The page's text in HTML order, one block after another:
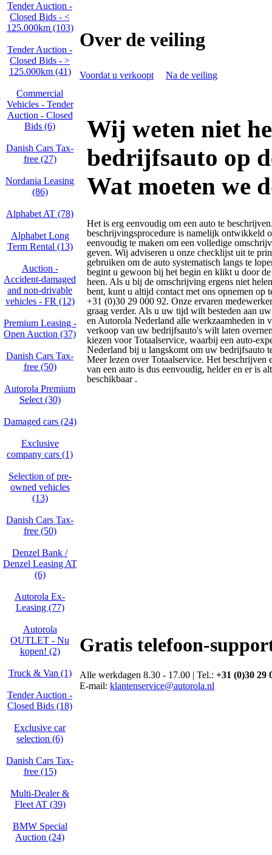
Tender Auction -
Closed Bids - <
125.000km (103)
Tender Auction -
Closed Bids - >
125.000km (41)
Commercial
Vehicles - Tender
Auction - Closed
Bids (6)
Danish Cars Tax-
free (27)
Nordania Leasing
(86)
Alphabet AT (78)
Alphabet Long
Term Rental (13)
Auction -
Accident‑damaged
and non‑drivable
vehicles - FR (12)
Premium Leasing -
Open Auction (37)
Danish Cars Tax-
free (50)
Autorola Premium
Select (30)
Damaged cars (24)
Exclusive
company cars (1)
Selection of pre-
owned vehicles
(13)
Danish Cars Tax-
free (50)
Denzel Bank /
Denzel Leasing AT
(6)
Autorola Ex-
Leasing (77)
Autorola
OUTLET - Nu
kopen! (2)
Truck & Van (1)
Tender Auction -
Closed Bids (18)
Exclusive car
selection (6)
Danish Cars Tax-
free (15)
Multi-Dealer &
Fleet AT (39)
BMW Special
Auction (24)
Over de veiling
Voordat u verkoopt Na de veiling
Wij weten niet
bedrijfsauto op
Wat moeten we
Het is erg eenvoudig om een auto te
beschrijvingsprocedure is namelijk ontwikkeld
eenvoudig te maken om een volledige
geven. Wij adviseren u onze checklijst uit te
gebruiken om de auto systematisch langs te
begint u gewoon bij het begin en klikt u door
heen. Als u bij de omschrijving ergens niet
bent, kunt u altijd contact met ons opnemen op
+31 (0)30 29 000 92. Onze ervaren
graag verder. Als u uw tijd wilt besteden aan
en Autorola Nederland alle werkzaamheden in
verkoop van uw bedrijfsauto's wilt laten
kiezen voor Totaalservice, waarbij een auto-
Nederland bij u langskomt om uw bedrijfsauto
Meer lezen over Totaalservice. Het beschrijven
van een auto is dus eenvoudig, helder en er is
beschikbaar .
Gratis telefoon-
Alle werkdagen 8.30 - 17.00 | Tel.: +31 (0)30 29
E-mail: klantenservice@autorola.nl